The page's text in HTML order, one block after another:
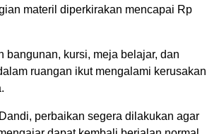
materil diperkirakan mencapai Rp
bangunan, kursi, meja belajar, dan
ruangan ikut mengalami kerusakan
perbaikan segera dilakukan agar